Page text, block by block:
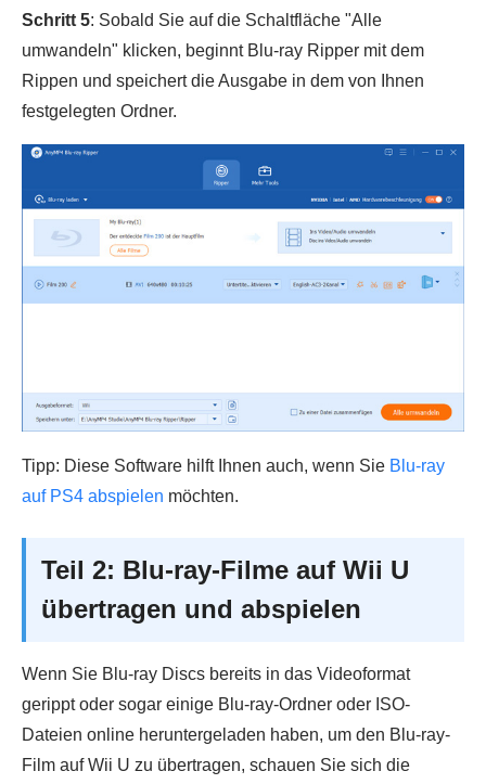
Schritt 5: Sobald Sie auf die Schaltfläche "Alle
umwandeln" klicken, beginnt Blu-ray Ripper mit dem
Rippen und speichert die Ausgabe in dem von Ihnen
festgelegten Ordner.
Tipp: Diese Software hilft Ihnen auch, wenn Sie Blu-ray
auf PS4 abspielen möchten.
Teil 2: Blu-ray-Filme auf Wii U
übertragen und abspielen
Wenn Sie Blu-ray Discs bereits in das Videoformat
gerippt oder sogar einige Blu-ray-Ordner oder ISO-
Dateien online heruntergeladen haben, um den Blu-ray-
Film auf Wii U zu übertragen, schauen Sie sich die